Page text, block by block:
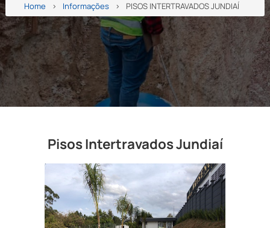
Home Informações PISOS INTERTRAVADOS JUNDIAÍ
Pisos Intertravados Jundiaí